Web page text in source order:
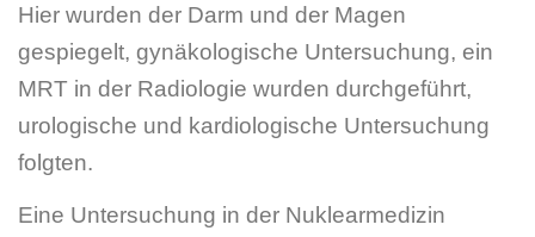
Hier wurden der Darm und der Magen
gespiegelt, gynäkologische Untersuchung, ein
MRT in der Radiologie wurden durchgeführt,
urologische und kardiologische Untersuchung
folgten.
Eine Untersuchung in der Nuklearmedizin